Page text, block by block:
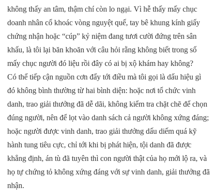
không thấy an tâm, thậm chí còn lo ngại. Vì hễ thấy mấy chục
doanh nhân cổ khoác vòng nguyệt quế, tay bê khung kính giấy
chứng nhận hoặc “cúp” kỷ niệm đang tươi cười đứng trên sân
khấu, là tôi lại băn khoăn với câu hỏi rằng không biết trong số
mấy chục người đó liệu rồi đây có ai bị xộ khám hay không?
Có thể tiếp cận nguồn cơn đẩy tới điều mà tôi gọi là dấu hiệu gì
đó không bình thường từ hai bình diện: hoặc nơi tổ chức vinh
danh, trao giải thưởng đã dễ dãi, không kiểm tra chặt chẽ để chọn
đúng người, nên để lọt vào danh sách cả người không xứng đáng;
hoặc người được vinh danh, trao giải thưởng dấu diếm quá kỹ
hành tung tiêu cực, chỉ tới khi bị phát hiện, tội danh đã được
khẳng định, án tù đã tuyên thì con người thật của họ mới lộ ra, và
họ tự chứng tỏ không xứng đáng với sự vinh danh, giải thưởng đã
nhận.